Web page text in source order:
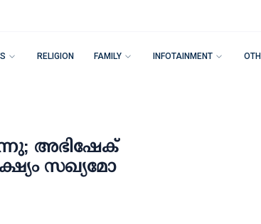
RELIGION FAMILY INFOTAINMENT
അഭിഷേക്
സഖ്യമോ